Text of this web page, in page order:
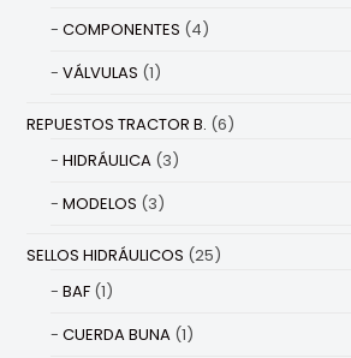
COMPONENTES (4)
VÁLVULAS (1)
REPUESTOS TRACTOR B. (6)
HIDRÁULICA (3)
MODELOS (3)
SELLOS HIDRÁULICOS (25)
BAF (1)
CUERDA BUNA (1)